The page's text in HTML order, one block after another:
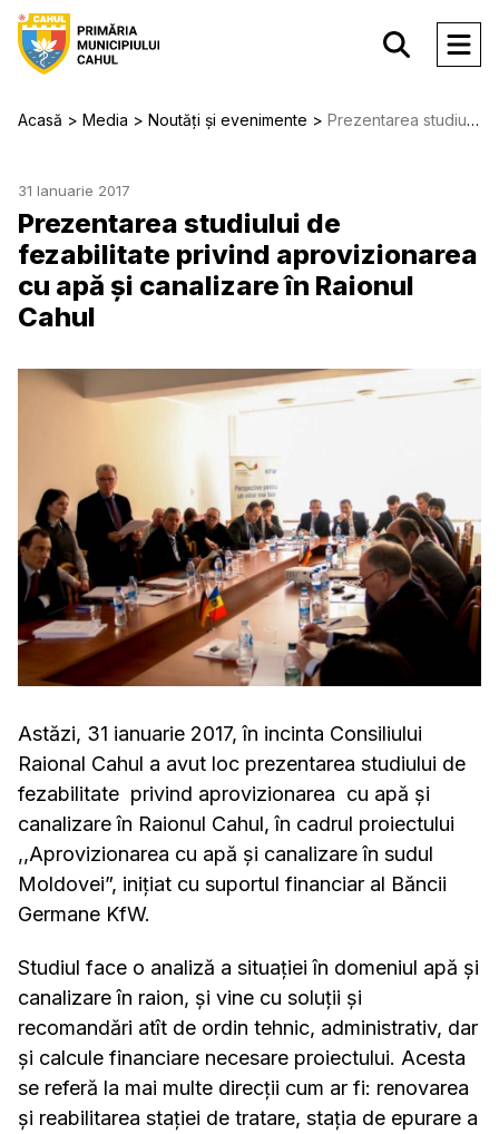
Acasă Media Noutăți și evenimente Prezentarea studiului de fezabilitate privind aprovizionarea cu apă și canalizare în Raionul Cahul
31 Ianuarie 2017
Prezentarea studiului de
fezabilitate privind aprovizionarea
cu apă și canalizare în Raionul
Cahul
Astăzi, 31 ianuarie 2017, în incinta Consiliului
Raional Cahul a avut loc prezentarea studiului de
fezabilitate privind aprovizionarea cu apă și
canalizare în Raionul Cahul, în cadrul proiectului
,,Aprovizionarea cu apă și canalizare în sudul
Moldovei”, inițiat cu suportul financiar al Băncii
Germane KfW.
Studiul face o analiză a situației în domeniul apă și
canalizare în raion, și vine cu soluții și
recomandări atît de ordin tehnic, administrativ, dar
și calcule financiare necesare proiectului. Acesta
se referă la mai multe direcții cum ar fi: renovarea
și reabilitarea stației de tratare, stația de epurare a